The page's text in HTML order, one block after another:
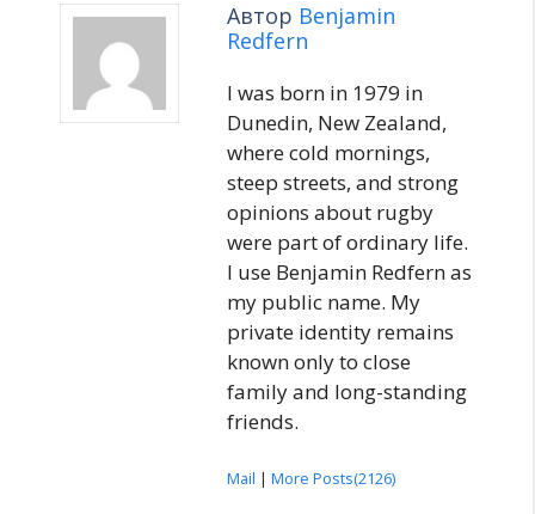
Автор Benjamin
Redfern
I was born in 1979 in
Dunedin, New Zealand,
where cold mornings,
steep streets, and strong
opinions about rugby
were part of ordinary life.
I use Benjamin Redfern as
my public name. My
private identity remains
known only to close
family and long-standing
friends.
Mail | More Posts(2126)